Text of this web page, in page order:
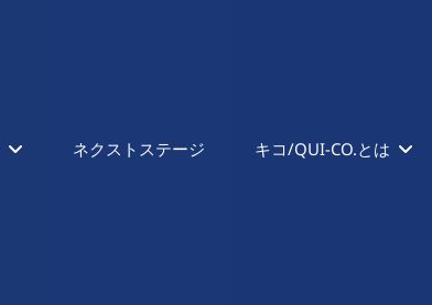
ネクストステージ キコ/QUI-CO.とは